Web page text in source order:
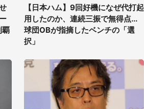
覇
【日本ハム】9回好機になぜ代打起
用したのか、連続三振で無得点...
球団OBが指摘したベンチの「選
択」